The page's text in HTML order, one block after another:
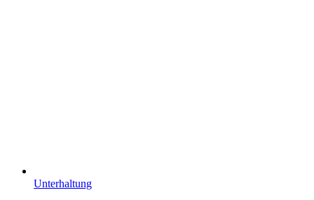
Unterhaltung